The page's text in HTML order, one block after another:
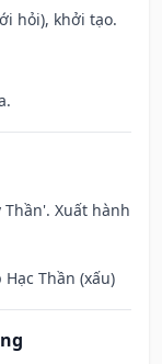
hỏi), khởi tạo.
Xuất hành
Thần (xấu)